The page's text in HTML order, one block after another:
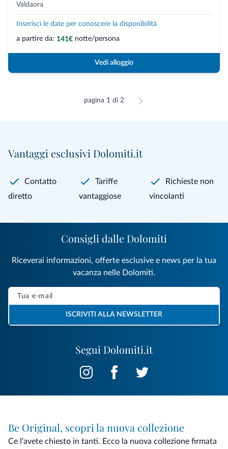
Valdaora
Inserisci le date per conoscere la disponibilità
a partire da: 141€ notte/persona
Vedi alloggio
pagina 1 di 2
Vantaggi esclusivi Dolomiti.it
Contatto
diretto
Tariffe
vantaggiose
Richieste non
vincolanti
Segui Dolomiti.it
Consigli dalle Dolomiti
Riceverai informazioni, offerte esclusive e news per la tua
vacanza nelle Dolomiti.
ISCRIVITI ALLA NEWSLETTER
Be Original, scopri la nuova collezione
Ce l'avete chiesto in tanti. Ecco la nuova collezione firmata